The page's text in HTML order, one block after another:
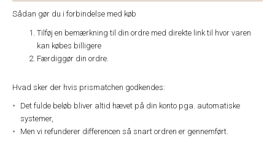
Sådan gør du i forbindelse med køb
Tilføj en bemærkning til din ordre med direkte link til hvor varen
kan købes billigere
Færdiggør din ordre.
Hvad sker der hvis prismatchen godkendes:
Det fulde beløb bliver altid hævet på din konto pga. automatiske
systemer,
Men vi refunderer differencen så snart ordren er gennemført.